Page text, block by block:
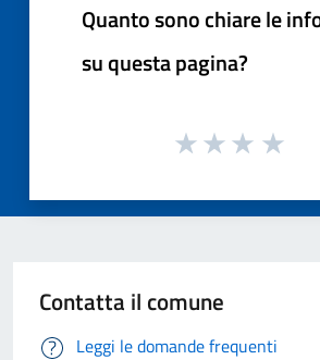
Quanto sono chiare le
su questa pagina?
Contatta il comune
Leggi le domande frequenti